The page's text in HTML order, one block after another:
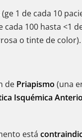
(ge 1 de cada 10
cada 100 hasta <1
o tinte de color).
de Priapismo (una
Isquémica
está